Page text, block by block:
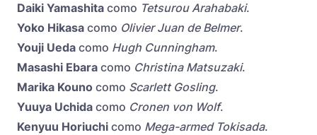
Daiki Yamashita como Tetsurou Arahabaki.
Yoko Hikasa como Olivier Juan de Belmer.
Youji Ueda como Hugh Cunningham.
Masashi Ebara como Christina Matsuzaki.
Marika Kouno como Scarlett Gosling.
Yuuya Uchida como Cronen von Wolf.
Kenyuu Horiuchi como Mega-armed Tokisada.